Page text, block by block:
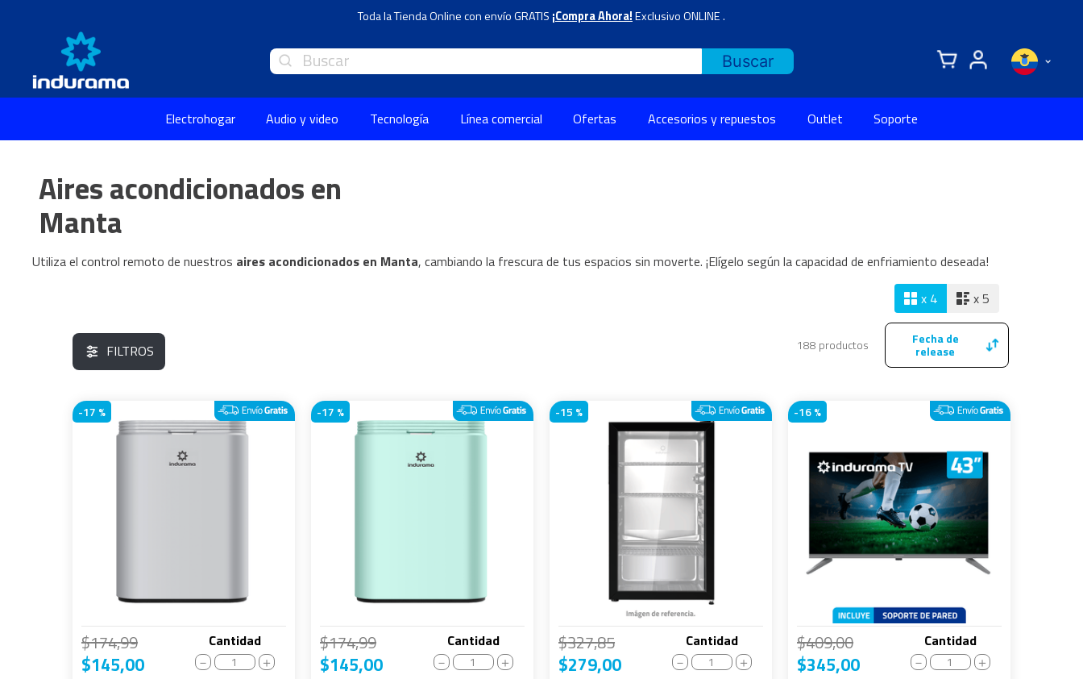
Toda la Tienda Online con envío GRATIS ¡Compra Ahora!Exclusivo ONLINE .
Buscar
Electrohogar Audio y video Tecnología Línea comercial Ofertas Accesorios y repuestos Outlet Soporte
Aires acondicionados en
Manta
Utiliza el control remoto de nuestros aires acondicionados en Manta, cambiando la frescura de tus espacios sin moverte. ¡Elígelo según la capacidad de enfriamiento deseada!
x 4
x 5
188 productos Fecha de
release
FILTROS
-17 %
$174,99
$145,00
Cantidad
＋
－
-17 %
$174,99
$145,00
Cantidad
＋
－
-15 %
$327,85
$279,00
Cantidad
＋
－
-16 %
$409,00
$345,00
Cantidad
＋
－